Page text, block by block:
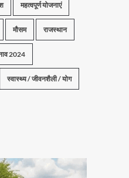
महत्वपूर्ण योजनाएं
मौसम राजस्थान
2024
स्वास्थ्य / जीवनशैली / योग